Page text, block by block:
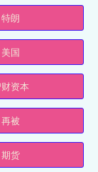
特朗
美国
资本
再被
期货